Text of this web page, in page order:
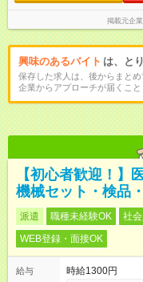
掲載元企
興味のあるバイト は、と
保存した求人は、後からまとめ
企業からアプローチが届くこと
【初心者歓迎！】
機械セット・検品
派遣 職種未経験OK 社
WEB登録・面接OK
給与
時給1300円